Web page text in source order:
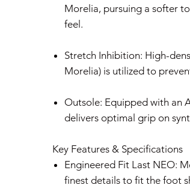
Morelia, pursuing a softer
feel.
Stretch Inhibition: High-
Morelia) is utilized to
Outsole: Equipped with an
delivers optimal grip on
Key Features & Specifications
Engineered Fit Last NEO:
finest details to fit the foot